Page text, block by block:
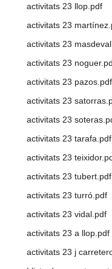
activitats 23 llop.pdf
activitats 23
activitats 23
activitats 23
activitats 23 pazos.pdf
activitats 23
activitats 23
activitats 23 tarafa.pdf
activitats 23
activitats 23 tubert.pdf
activitats 23 turró.pdf
activitats 23 vidal.pdf
activitats 23 a llop.pdf
activitats 23 j